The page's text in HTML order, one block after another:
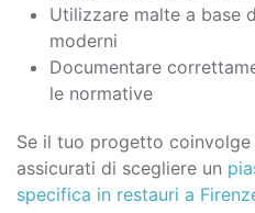
Utilizzare malte a base
moderni
Documentare
le normative
Se il tuo progetto
assicurati di scegliere un
specifica in restauri a